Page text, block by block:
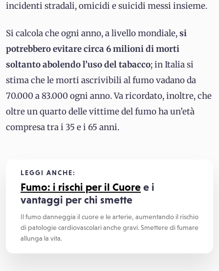
incidenti stradali, omicidi e suicidi messi insieme.
Si calcola che ogni anno, a livello mondiale,si
potrebbero evitare circa 6 milioni di morti
soltanto abolendo l’uso del tabacco; in Italia si
stima che le morti ascrivibili al fumo vadano da
70.000 a 83.000 ogni anno. Va ricordato, inoltre, che
oltre un quarto delle vittime del fumo ha un’età
compresa tra i 35 e i 65 anni.
LEGGI ANCHE:
Fumo: i rischi per il Cuore e i
vantaggi per chi smette
Il fumo danneggia il cuore e le arterie, aumentando il rischio
di patologie cardiovascolari anche gravi. Smettere di fumare
allunga la vita.